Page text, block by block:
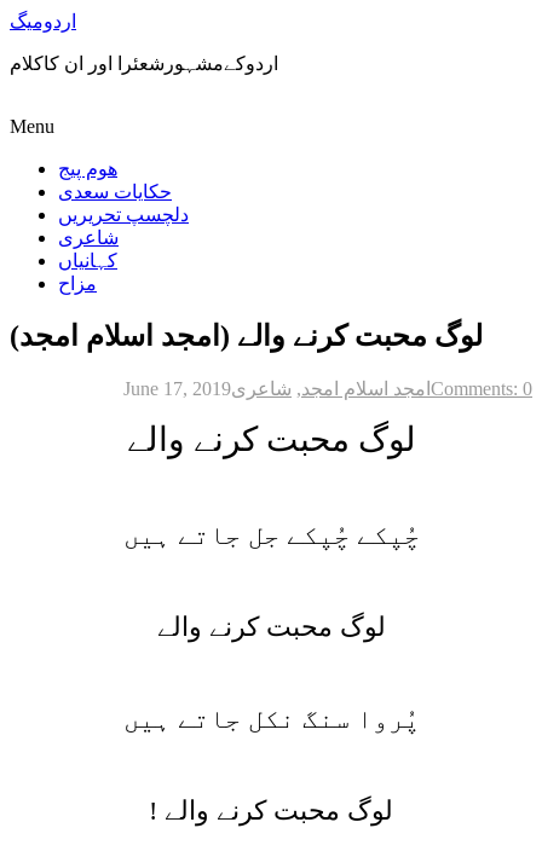
اردومیگ
اردوکےمشہورشعئرا اور ان کاکلام
Menu
ھوم پیج
حکایات سعدی
دلچسپ تحریریں
شاعری
کہانیاں
مزاح
لوگ محبت کرنے والے (امجد اسلام امجد)
June 17, 2019 امجد اسلام امجد, شاعری Comments: 0
لوگ محبت کرنے والے
چُپکے چُپکے جل جاتے ہیں
لوگ محبت کرنے والے
پُروا سنگ نکل جاتے ہیں
لوگ محبت کرنے والے !